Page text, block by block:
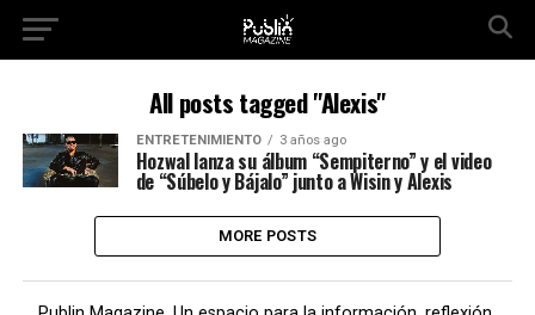
All posts tagged "Alexis"
ENTRETENIMIENTO 3 años ago
Hozwal lanza su álbum “Sempiterno” y el video
de “Súbelo y Bájalo” junto a Wisin y Alexis
MORE POSTS